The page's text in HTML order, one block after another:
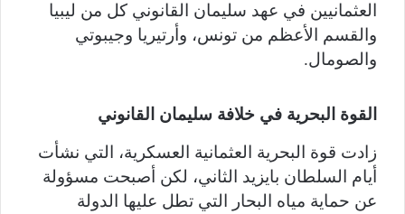
العثمانيين في عهد سليمان القانوني كل من ليبيا
والقسم الأعظم من تونس، وأرتيريا وجيبوتي
والصومال.
القوة البحرية في خلافة سليمان القانوني
زادت قوة البحرية العثمانية العسكرية، التي نشأت
أيام السلطان بايزيد الثاني، لكن أصبحت مسؤولة
عن حماية مياه البحار التي تطل عليها الدولة